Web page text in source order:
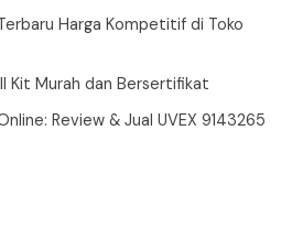
Harga Kompetitif di Toko
Kit Murah dan Bersertifikat
Review & Jual UVEX 9143265